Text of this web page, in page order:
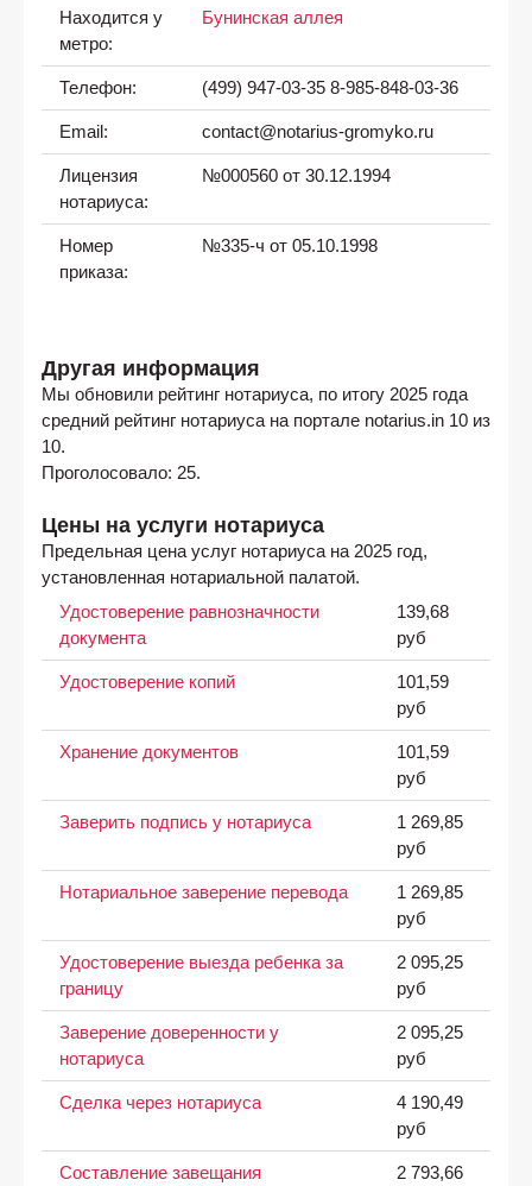
Находится у
метро:
Бунинская аллея
Телефон: (499) 947-03-35 8-985-848-03-36
Email: contact@notarius-gromyko.ru
Лицензия
нотариуса:
№000560 от 30.12.1994
Номер
приказа:
№335-ч от 05.10.1998
Другая информация
Мы обновили рейтинг нотариуса, по итогу 2025 года
средний рейтинг нотариуса на портале notarius.in 10 из
10.
Проголосовало: 25.
Цены на услуги нотариуса
Предельная цена услуг нотариуса на 2025 год,
установленная нотариальной палатой.
Удостоверение равнозначности
документа
139,68
руб
Удостоверение копий
101,59
руб
Хранение документов
101,59
руб
Заверить подпись у нотариуса
1 269,85
руб
Нотариальное заверение перевода
1 269,85
руб
Удостоверение выезда ребенка за
границу
2 095,25
руб
Заверение доверенности у
нотариуса
2 095,25
руб
Сделка через нотариуса
4 190,49
руб
Составление завещания 2 793,66